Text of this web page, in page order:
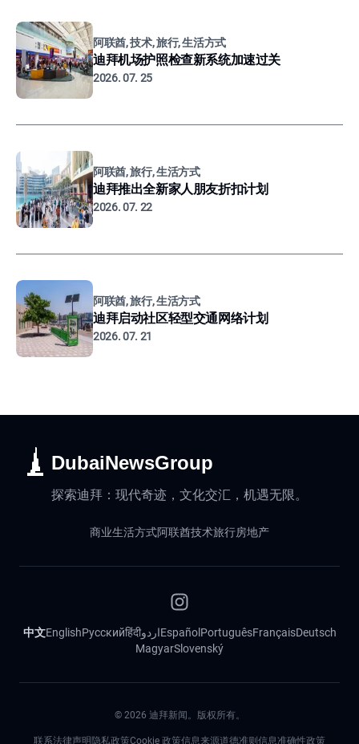
阿联酋, 技术, 旅行, 生活方式
迪拜机场护照检查新系统加速过关
2026. 07. 25
阿联酋, 旅行, 生活方式
迪拜推出全新家人朋友折扣计划
2026. 07. 22
阿联酋, 旅行, 生活方式
迪拜启动社区轻型交通网络计划
2026. 07. 21
DubaiNewsGroup
探索迪拜：现代奇迹，文化交汇，机遇无限。
商业生活方式阿联酋技术旅行房地产
中文EnglishРусскийहिंदीاردوEspañol PortuguêsFrançaisDeutsch
MagyarSlovenský
© 2026 迪拜新闻。版权所有。
联系法律声明 隐私政策Cookie 政策信息来源道德准则 信息准确性政策